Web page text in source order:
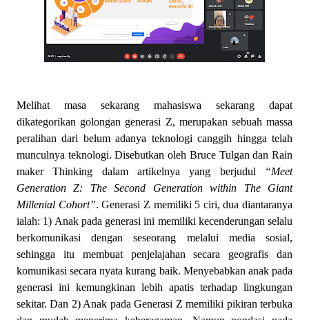
Melihat masa sekarang mahasiswa sekarang dapat
dikategorikan golongan generasi Z, merupakan sebuah massa
peralihan dari belum adanya teknologi canggih hingga telah
munculnya teknologi. Disebutkan oleh Bruce Tulgan dan Rain
maker Thinking dalam artikelnya yang berjudul
“Meet
Generation Z: The Second Generation within The Giant
Millenial Cohort”. Generasi Z memiliki 5 ciri, dua diantaranya
ialah: 1) Anak pada generasi ini memiliki kecenderungan selalu
berkomunikasi dengan seseorang melalui media sosial,
sehingga itu membuat penjelajahan secara geografis dan
komunikasi secara nyata kurang baik. Menyebabkan anak pada
generasi ini kemungkinan lebih apatis terhadap lingkungan
sekitar. Dan 2) Anak pada Generasi Z memiliki pikiran terbuka